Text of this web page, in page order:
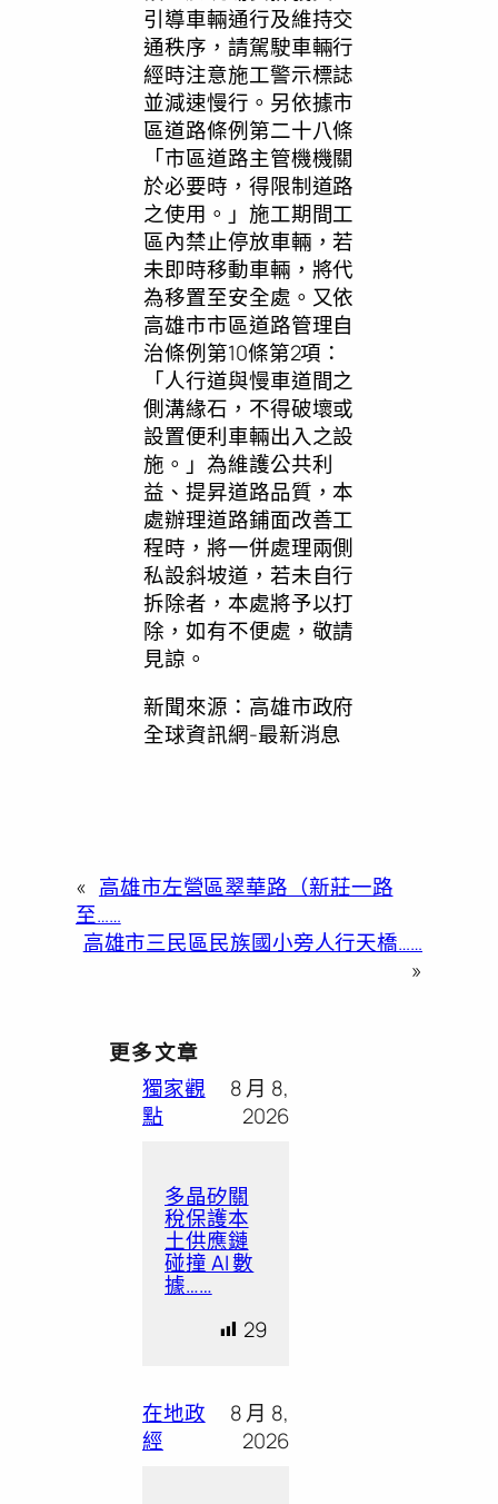
引導車輛通行及維持交
通秩序，請駕駛車輛行
經時注意施工警示標誌
並減速慢行。另依據市
區道路條例第二十八條
「市區道路主管機機關
於必要時，得限制道路
之使用。」施工期間工
區內禁止停放車輛，若
未即時移動車輛，將代
為移置至安全處。又依
高雄市市區道路管理自
治條例第10條第2項：
「人行道與慢車道間之
側溝緣石，不得破壞或
設置便利車輛出入之設
施。」為維護公共利
益、提昇道路品質，本
處辦理道路鋪面改善工
程時，將一併處理兩側
私設斜坡道，若未自行
拆除者，本處將予以打
除，如有不便處，敬請
見諒。
新聞來源：高雄市政府
全球資訊網-最新消息
« 高雄市左營區翠華路（新莊一路
至……
高雄市三民區民族國小旁人行天橋……
»
更多文章
獨家觀
點
8 月 8,
2026
多晶矽關
稅保護本
土供應鏈
碰撞 AI 數
據……
29
在地政
經
8 月 8,
2026